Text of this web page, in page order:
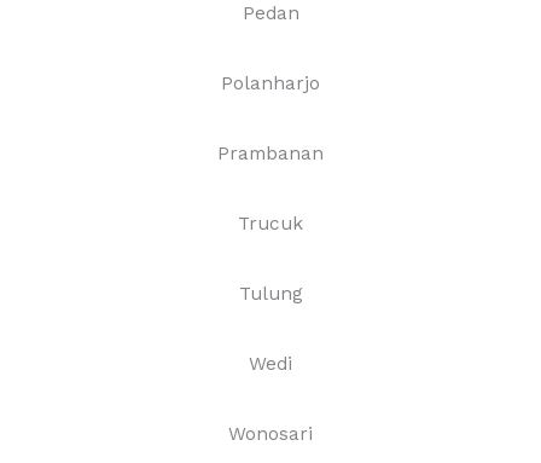
Pedan
Polanharjo
Prambanan
Trucuk
Tulung
Wedi
Wonosari